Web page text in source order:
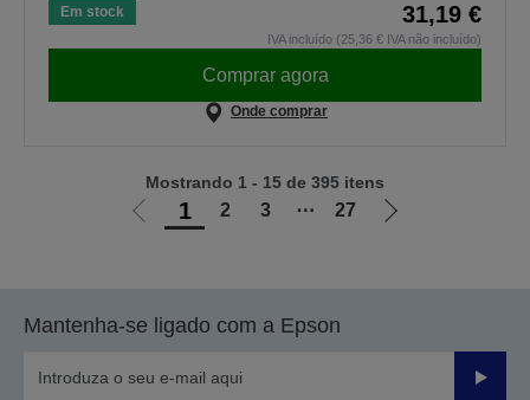
Em stock 31,19 €
IVA incluído (25,36 € IVA não incluído)
Comprar agora
Onde comprar
Ir
anterior
1 2 3 ⋯ 27
Ir
Mostrando 1 - 15 de 395 itens
Mantenha-se ligado com a Epson
Enviar